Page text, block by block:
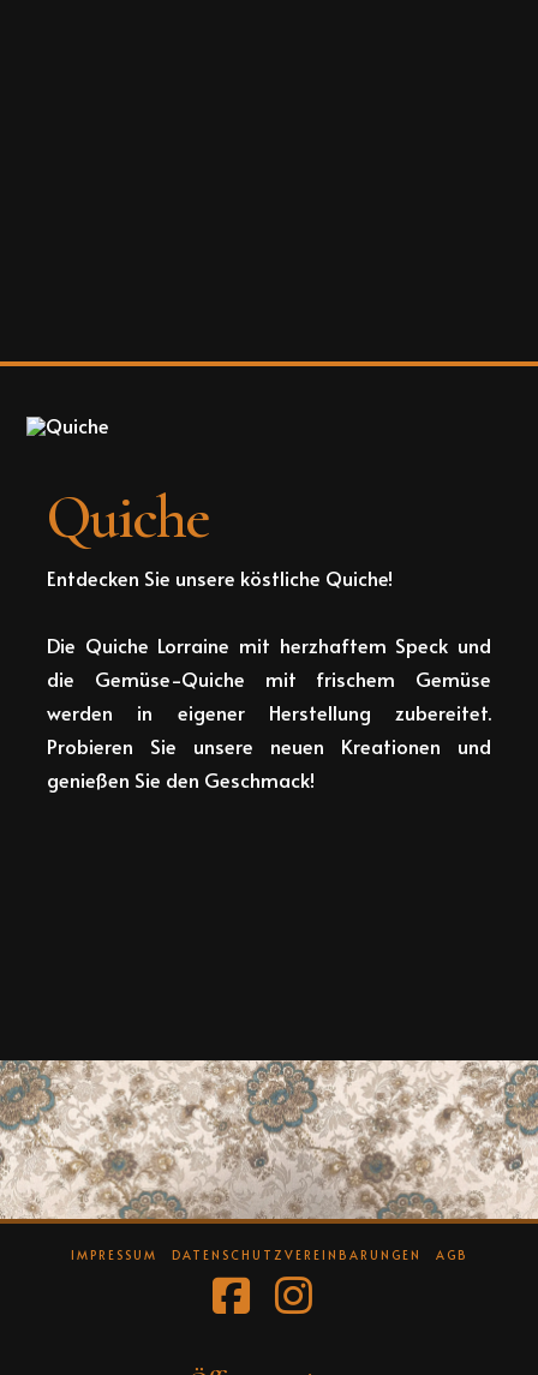
Quiche
Entdecken Sie unsere köstliche Quiche!
Die Quiche Lorraine mit herzhaftem Speck und
die Gemüse-Quiche mit frischem Gemüse
werden in eigener Herstellung zubereitet.
Probieren Sie unsere neuen Kreationen und
genießen Sie den Geschmack!
IMPRESSUM DATENSCHUTZVEREINBARUNGEN AGB